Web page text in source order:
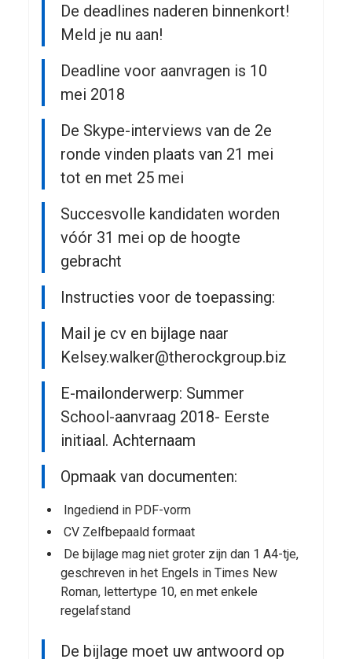
De deadlines naderen binnenkort!
Meld je nu aan!
Deadline voor aanvragen is 10
mei 2018
De Skype-interviews van de 2e
ronde vinden plaats van 21 mei
tot en met 25 mei
Succesvolle kandidaten worden
vóór 31 mei op de hoogte
gebracht
Instructies voor de toepassing:
Mail je cv en bijlage naar
Kelsey.walker@therockgroup.biz
E-mailonderwerp: Summer
School-aanvraag 2018- Eerste
initiaal. Achternaam
Opmaak van documenten:
Ingediend in PDF-vorm
CV Zelfbepaald formaat
De bijlage mag niet groter zijn dan 1 A4-tje,
geschreven in het Engels in Times New
Roman, lettertype 10, en met enkele
regelafstand
De bijlage moet uw antwoord op